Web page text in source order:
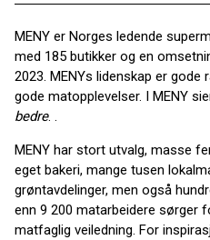
MENY er Norges ledende
med 185 butikker og en
2023. MENYs lidenskap er gode
gode matopplevelser. I MENY
bedre. .
MENY har stort utvalg, masse
eget bakeri, mange tusen
grøntavdelinger, men også
enn 9 200 matarbeidere sørger
matfaglig veiledning. For